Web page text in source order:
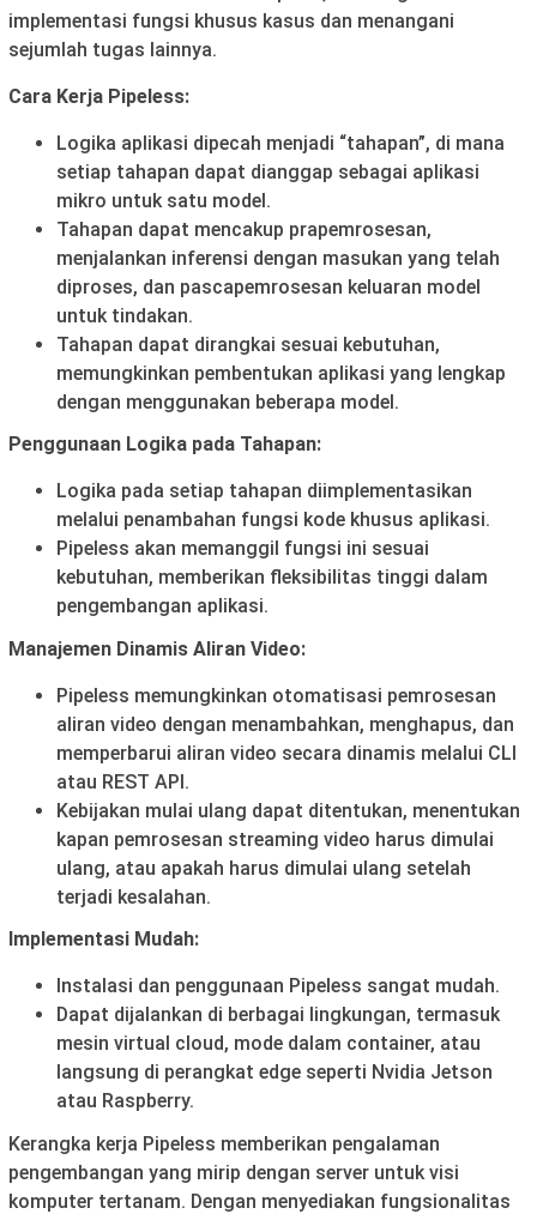
implementasi fungsi khusus kasus dan menangani
sejumlah tugas lainnya.
Cara Kerja Pipeless:
Logika aplikasi dipecah menjadi “tahapan”, di mana
setiap tahapan dapat dianggap sebagai aplikasi
mikro untuk satu model.
Tahapan dapat mencakup prapemrosesan,
menjalankan inferensi dengan masukan yang telah
diproses, dan pascapemrosesan keluaran model
untuk tindakan.
Tahapan dapat dirangkai sesuai kebutuhan,
memungkinkan pembentukan aplikasi yang lengkap
dengan menggunakan beberapa model.
Penggunaan Logika pada Tahapan:
Logika pada setiap tahapan diimplementasikan
melalui penambahan fungsi kode khusus aplikasi.
Pipeless akan memanggil fungsi ini sesuai
kebutuhan, memberikan fleksibilitas tinggi dalam
pengembangan aplikasi.
Manajemen Dinamis Aliran Video:
Pipeless memungkinkan otomatisasi pemrosesan
aliran video dengan menambahkan, menghapus, dan
memperbarui aliran video secara dinamis melalui CLI
atau REST API.
Kebijakan mulai ulang dapat ditentukan, menentukan
kapan pemrosesan streaming video harus dimulai
ulang, atau apakah harus dimulai ulang setelah
terjadi kesalahan.
Implementasi Mudah:
Instalasi dan penggunaan Pipeless sangat mudah.
Dapat dijalankan di berbagai lingkungan, termasuk
mesin virtual cloud, mode dalam container, atau
langsung di perangkat edge seperti Nvidia Jetson
atau Raspberry.
Kerangka kerja Pipeless memberikan pengalaman
pengembangan yang mirip dengan server untuk visi
komputer tertanam. Dengan menyediakan fungsionalitas